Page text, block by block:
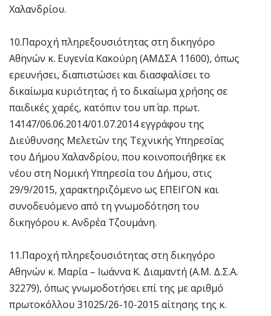
Χαλανδρίου.
10.Παροχή πληρεξουσιότητας στη δικηγόρο
Αθηνών κ. Ευγενία Κακούρη (ΑΜΔΣΑ 11600), όπως
ερευνήσει, διαπιστώσει και διασφαλίσει το
δικαίωμα κυριότητας ή το δικαίωμα χρήσης σε
παιδικές χαρές, κατόπιν του υπ΄ αρ. πρωτ.
14147/06.06.2014/01.07.2014 εγγράφου της
Διεύθυνσης Μελετών της Τεχνικής Υπηρεσίας
του Δήμου Χαλανδρίου, που κοινοποιήθηκε εκ
νέου στη Νομική Υπηρεσία του Δήμου, στις
29/9/2015, χαρακτηριζόμενο ως ΕΠΕΙΓΟΝ και
συνοδευόμενο από τη γνωμοδότηση του
δικηγόρου κ. Ανδρέα Τζουμάνη.
11.Παροχή πληρεξουσιότητας στη δικηγόρο
Αθηνών κ. Μαρία – Ιωάννα Κ. Διαμαντή (Α.Μ. Δ.Σ.Α.
32279), όπως γνωμοδοτήσει επί της με αριθμό
πρωτοκόλλου 31025/26-10-2015 αίτησης της κ.